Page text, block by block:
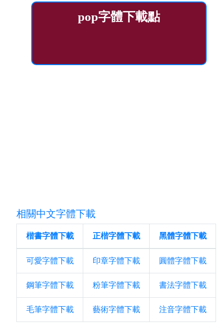
pop字體下載點
相關中文字體下載
楷書字體下載 正楷字體下載 黑體字體下載
可愛字體下載 印章字體下載 圓體字體下載
鋼筆字體下載 粉筆字體下載 書法字體下載
毛筆字體下載 藝術字體下載 注音字體下載